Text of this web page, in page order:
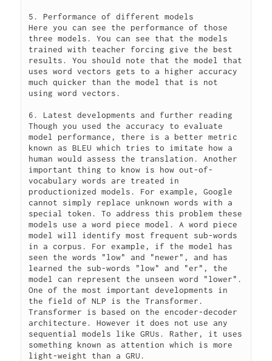
5. Performance of different models
Here you can see the performance of those
three models. You can see that the models
trained with teacher forcing give the best
results. You should note that the model that
uses word vectors gets to a higher accuracy
much quicker than the model that is not
using word vectors.
6. Latest developments and further reading
Though you used the accuracy to evaluate
model performance, there is a better metric
known as BLEU which tries to imitate how a
human would assess the translation. Another
important thing to know is how out-of-
vocabulary words are treated in
productionized models. For example, Google
cannot simply replace unknown words with a
special token. To address this problem these
models use a word piece model. A word piece
model will identify most frequent sub-words
in a corpus. For example, if the model has
seen the words "low" and "newer", and has
learned the sub-words "low" and "er", the
model can represent the unseen word "lower".
One of the most important developments in
the field of NLP is the Transformer.
Transformer is based on the encoder-decoder
architecture. However it does not use any
sequential models like GRUs. Rather, it uses
something known as attention which is more
light-weight than a GRU.